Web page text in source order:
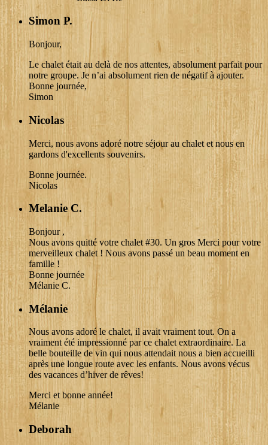
Simon P.
Bonjour,
Le chalet était au delà de nos attentes, absolument parfait pour
notre groupe. Je n’ai absolument rien de négatif à ajouter.
Bonne journée,
Simon
Nicolas
Merci, nous avons adoré notre séjour au chalet et nous en
gardons d'excellents souvenirs.
Bonne journée.
Nicolas
Melanie C.
Bonjour ,
Nous avons quitté votre chalet #30. Un gros Merci pour votre
merveilleux chalet ! Nous avons passé un beau moment en
famille !
Bonne journée
Mélanie C.
Mélanie
Nous avons adoré le chalet, il avait vraiment tout. On a
vraiment été impressionné par ce chalet extraordinaire. La
belle bouteille de vin qui nous attendait nous a bien accueilli
après une longue route avec les enfants. Nous avons vécus
des vacances d’hiver de rêves!
Merci et bonne année!
Mélanie
Deborah